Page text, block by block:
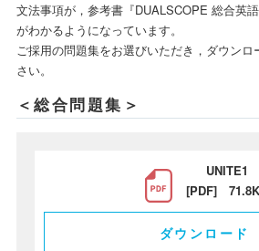
文法事項が，参考書『DUALSCOPE 総合英
がわかるようになっています。
ご採用の問題集をお選びいただき，ダウン
さい。
＜総合問題集＞
UNITE1
[PDF]
ダウンロード